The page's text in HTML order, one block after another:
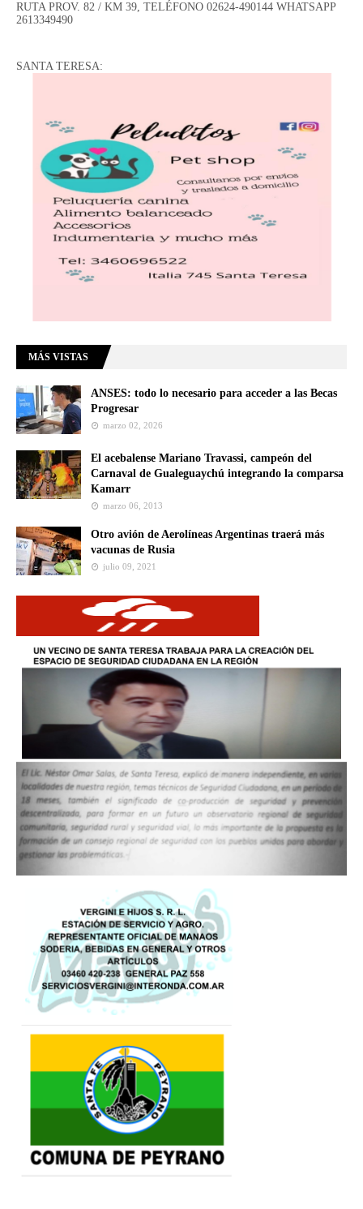
RUTA PROV. 82 / KM 39, TELÉFONO 02624-490144 WHATSAPP
2613349490
SANTA TERESA:
MÁS VISTAS
ANSES: todo lo necesario para acceder a las Becas
Progresar
marzo 02, 2026
El acebalense Mariano Travassi, campeón del
Carnaval de Gualeguaychú integrando la comparsa
Kamarr
marzo 06, 2013
Otro avión de Aerolíneas Argentinas traerá más
vacunas de Rusia
julio 09, 2021